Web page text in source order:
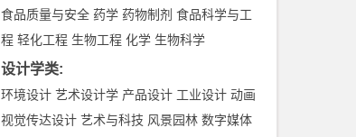
食品质量与安全 药学 药物制剂 食品科学与工
程 轻化工程 生物工程 化学 生物科学
设计学类:
环境设计 艺术设计学 产品设计 工业设计 动画
视觉传达设计 艺术与科技 风景园林 数字媒体